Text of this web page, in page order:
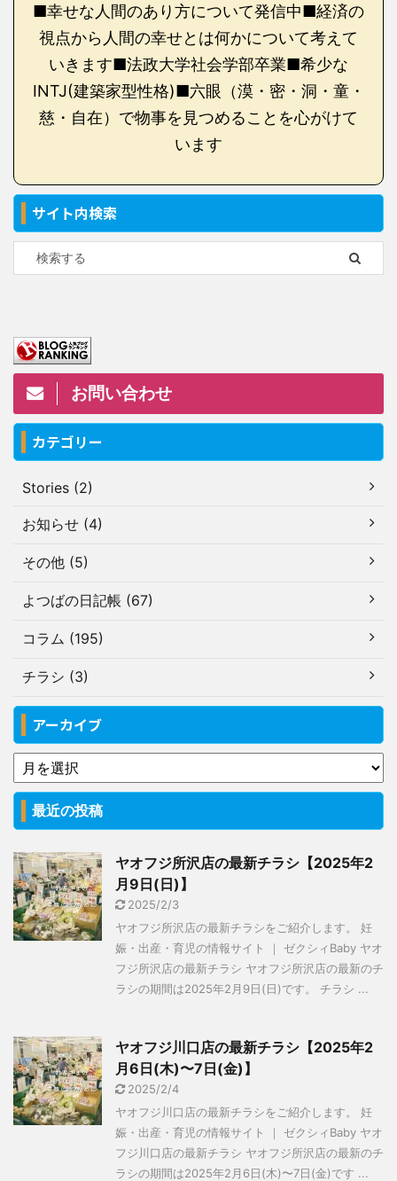
■幸せな人間のあり方について発信中■経済の
視点から人間の幸せとは何かについて考えて
いきます■法政大学社会学部卒業■希少な
INTJ(建築家型性格)■六眼（漠・密・洞・童・
慈・自在）で物事を見つめることを心がけて
います
サイト内検索
お問い合わせ
カテゴリー
Stories (2)
お知らせ (4)
その他 (5)
よつばの日記帳 (67)
コラム (195)
チラシ (3)
アーカイブ
最近の投稿
ヤオフジ所沢店の最新チラシ【2025年2
月9日(日)】
2025/2/3
ヤオフジ所沢店の最新チラシをご紹介します。 妊
娠・出産・育児の情報サイト ｜ ゼクシィBaby ヤオ
フジ所沢店の最新チラシ ヤオフジ所沢店の最新のチ
ラシの期間は2025年2月9日(日)です。 チラシ ...
ヤオフジ川口店の最新チラシ【2025年2
月6日(木)〜7日(金)】
2025/2/4
ヤオフジ川口店の最新チラシをご紹介します。 妊
娠・出産・育児の情報サイト ｜ ゼクシィBaby ヤオ
フジ川口店の最新チラシ ヤオフジ所沢店の最新のチ
ラシの期間は2025年2月6日(木)〜7日(金)です ...